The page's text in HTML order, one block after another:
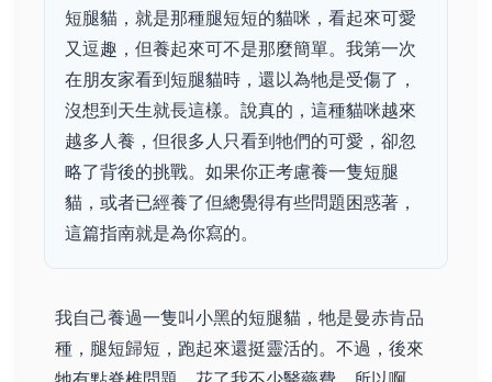
短腿貓，就是那種腿短短的貓咪，看起來可愛
又逗趣，但養起來可不是那麼簡單。我第一次
在朋友家看到短腿貓時，還以為牠是受傷了，
沒想到天生就長這樣。說真的，這種貓咪越來
越多人養，但很多人只看到牠們的可愛，卻忽
略了背後的挑戰。如果你正考慮養一隻短腿
貓，或者已經養了但總覺得有些問題困惑著，
這篇指南就是為你寫的。
我自己養過一隻叫小黑的短腿貓，牠是曼赤肯品
種，腿短歸短，跑起來還挺靈活的。不過，後來